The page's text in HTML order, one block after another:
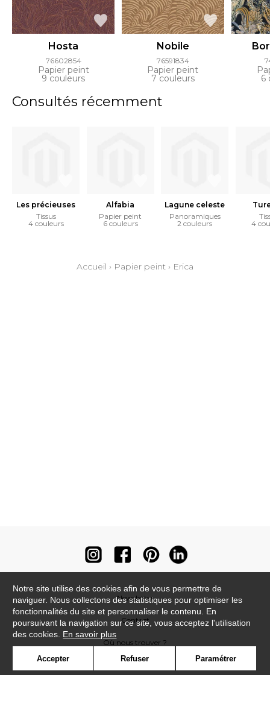
Hosta
76602854
Papier peint
9 couleurs
Nobile
76591834
Papier peint
7 couleurs 6
Consultés récemment
Les précieuses
Tissus
4 couleurs
Alfabia
Papier peint
6 couleurs
Lagune celeste
Panoramiques
2 couleurs
4
Accueil › Papier peint › Erica
Newsletter
Contact
Où nous trouver ?
Notre site utilise des cookies afin de vous permettre de
naviguer. Nous collectons des statistiques pour optimiser les
fonctionnalités du site et personnaliser le contenu. En
poursuivant la navigation sur ce site, vous acceptez l'utilisation
des cookies. En savoir plus
Accepter Refuser Paramétrer